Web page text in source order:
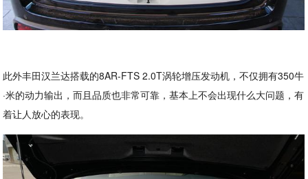
此外丰田汉兰达搭载的8AR-FTS 2.0T涡轮增压发动机，不仅拥有350牛
·米的动力输出，而且品质也非常可靠，基本上不会出现什么大问题，有
着让人放心的表现。